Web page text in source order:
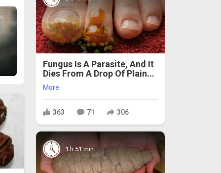
Fungus Is A Parasite, And It
Dies From A Drop Of Plain...
More
363 71 306
1 h 51 min